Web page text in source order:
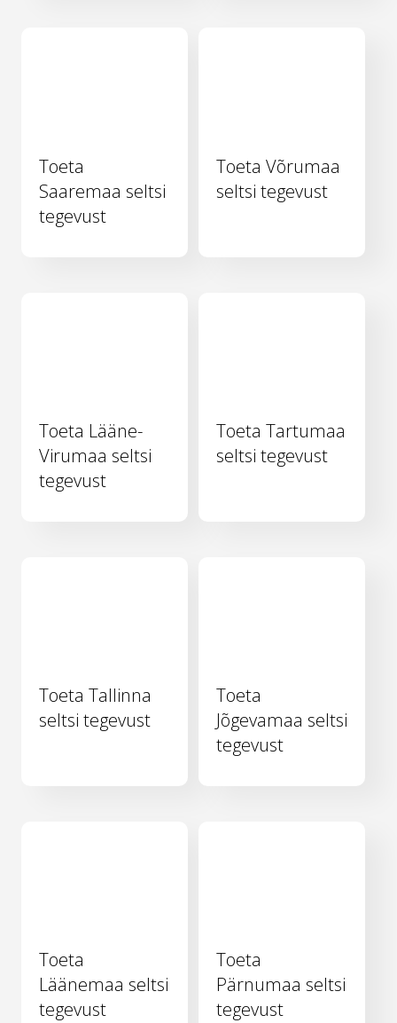
Toeta
Saaremaa seltsi
tegevust
Toeta Võrumaa
seltsi tegevust
Toeta Lääne-
Virumaa seltsi
tegevust
Toeta Tartumaa
seltsi tegevust
Toeta Tallinna
seltsi tegevust
Toeta
Jõgevamaa seltsi
tegevust
Toeta
Läänemaa seltsi
tegevust
Toeta
Pärnumaa seltsi
tegevust